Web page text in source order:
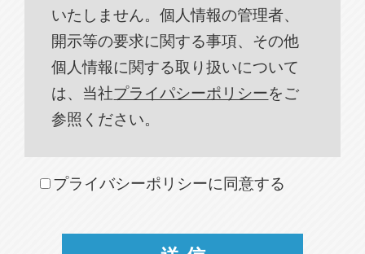
いたしません。個人情報の管理者、
開示等の要求に関する事項、その他
個人情報に関する取り扱いについて
は、当社プライパシーポリシーをご
参照ください。
プライバシーポリシーに同意する